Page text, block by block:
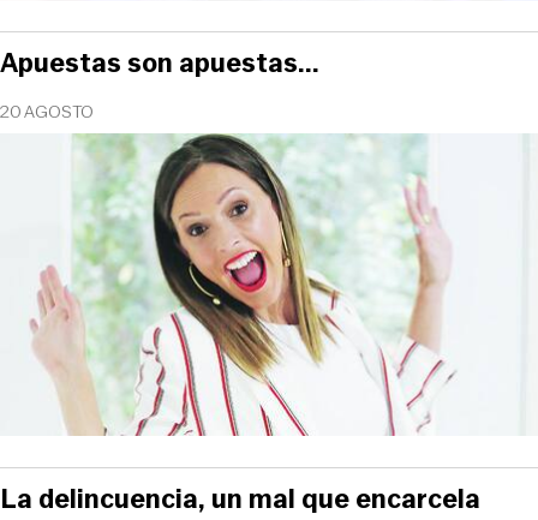
20 AGOSTO
Apuestas son apuestas...
La delincuencia, un mal que encarcela